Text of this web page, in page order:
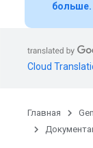
больше.
Cloud
Главная